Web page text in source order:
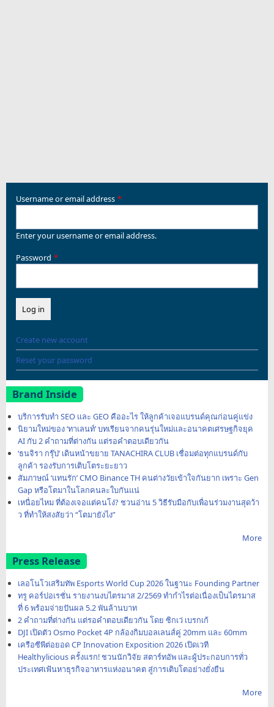
Username or email address
Enter your username or email address.
Password
Create new account
Reset your password
Brand Inside
บริการรับทำ SEO และ GEO คืออะไร ให้ลูกค้าเจอแบรนด์คุณก่อนคู่แข่ง
นิยามใหม่ของ ‘ทาเลนท์’ บทเรียนจากคนรุ่นใหม่และอนาคตเศรษฐกิจยุค
AI กับ 2 คำถามที่ต่างกัน แต่รอคำตอบเดียวกัน
‘ธนจิรา กรุ๊ป’ เดินหน้าขยาย TANACHIRA CLUB เชื่อมต่อทุกแบรนด์กับ
ลูกค้า รองรับการเติบโตระยะยาว
สัมภาษณ์ ‘แทนรัก’ CMO Binance TH คนต่างวัยเข้าใจกันยาก เพราะ Gen
Gap หรือโตมาในโลกคนละใบกันแน่
เหนื่อยไหม ที่ต้องเจอแต่คนโง่? ชวนอ่าน 5 วิธีรับมือกับเพื่อนร่วมงานสุดว้า
ว ที่ทำให้สงสัยว่า “โตมายังไง”
More
Press Release
เลอโนโวเสริมทัพ Esports World Cup 2026 ในฐานะ Founding Partner
ทรู คอร์ปอเรชั่น รายงานงบไตรมาส 2/2569 ทำกำไรต่อเนื่องเป็นไตรมาส
ที่ 6 พร้อมจ่ายปันผล 5.2 พันล้านบาท
2 คำถามที่ต่างกัน แต่รอคำตอบเดียวกัน โดย ซิกเว่ เบรกเก้
DJI เปิดตัว Osmo Pocket 4P กล้องกิมบอลเลนส์คู่ 20mm และ 60mm
เครือซีพีต่อยอด CP Innovation Exposition 2026 เปิดเวที
Healthylicious ครั้งแรก! ชวนนักวิจัย สตาร์ทอัพ และผู้ประกอบการทั่ว
ประเทศเฟ้นหาธุรกิจอาหารแห่งอนาคต สู่การเติบโตอย่างยั่งยืน
More